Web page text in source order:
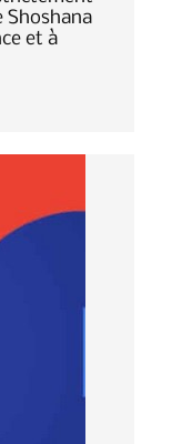
Shoshana
et à